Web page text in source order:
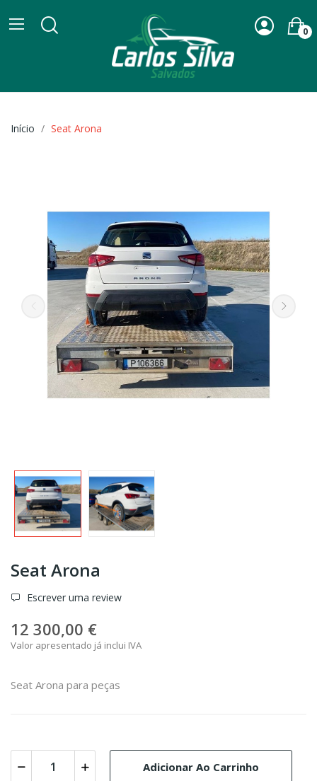
0
Início Seat Arona
Seat Arona
Escrever uma review
12 300,00 €
Valor apresentado já inclui IVA
Seat Arona para peças
Adicionar Ao Carrinho